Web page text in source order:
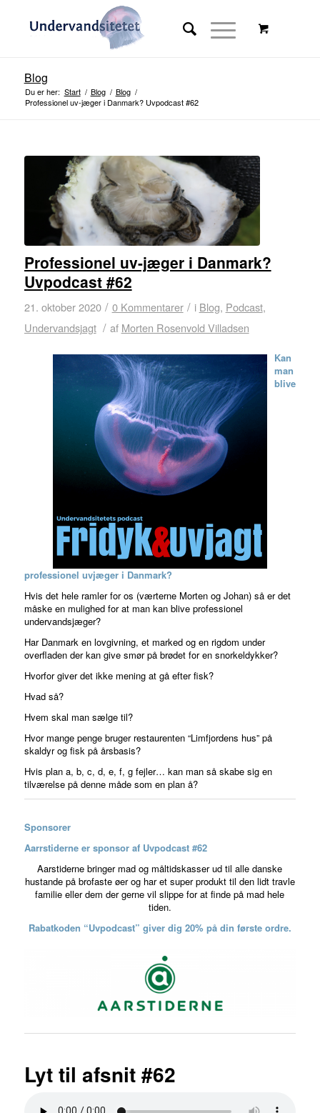
Blog
Du er her: Start / Blog / Blog /
Professionel uv-jæger i Danmark? Uvpodcast #62
Professionel uv-jæger i Danmark?
Uvpodcast #62
21. oktober 2020 / 0 Kommentarer / i Blog, Podcast,
Undervandsjagt / af Morten Rosenvold Villadsen
Kan
man
blive
professionel uvjæger i Danmark?
Hvis det hele ramler for os (værterne Morten og Johan) så er det
måske en mulighed for at man kan blive professionel
undervandsjæger?
Har Danmark en lovgivning, et marked og en rigdom under
overfladen der kan give smør på brødet for en snorkeldykker?
Hvorfor giver det ikke mening at gå efter fisk?
Hvad så?
Hvem skal man sælge til?
Hvor mange penge bruger restaurenten “Limfjordens hus” på
skaldyr og fisk på årsbasis?
Hvis plan a, b, c, d, e, f, g fejler… kan man så skabe sig en
tilværelse på denne måde som en plan å?
Sponsorer
Aarrstiderne er sponsor af Uvpodcast #62
Aarstiderne bringer mad og måltidskasser ud til alle danske
hustande på brofaste øer og har et super produkt til den lidt travle
familie eller dem der gerne vil slippe for at finde på mad hele
tiden.
Rabatkoden “Uvpodcast” giver dig 20% på din første ordre.
Lyt til afsnit #62